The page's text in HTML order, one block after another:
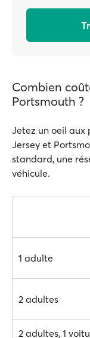
Combien
Portsmouth ?
Jetez un oeil aux
Jersey et
standard, une
véhicule.
1 adulte
2 adultes
2 adultes, 1